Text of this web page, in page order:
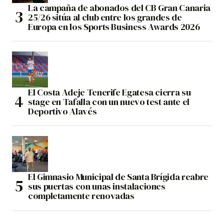
La campaña de abonados del CB Gran Canaria
25/26 sitúa al club entre los grandes de
Europa en los Sports Business Awards 2026
El Costa Adeje Tenerife Egatesa cierra su
stage en Tafalla con un nuevo test ante el
Deportivo Alavés
El Gimnasio Municipal de Santa Brígida reabre
sus puertas con unas instalaciones
completamente renovadas